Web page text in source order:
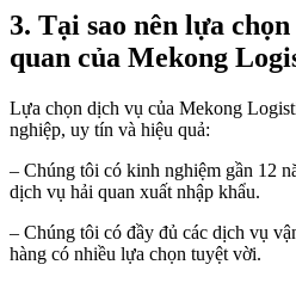
3. Tại sao nên lựa
quan của Mekong
Lựa chọn dịch vụ của Mekong
nghiệp, uy tín và hiệu quả:
– Chúng tôi có kinh nghiệm gần 12
dịch vụ hải quan xuất nhập khẩu.
– Chúng tôi có đầy đủ các dịch vụ
hàng có nhiều lựa chọn tuyệt vời.